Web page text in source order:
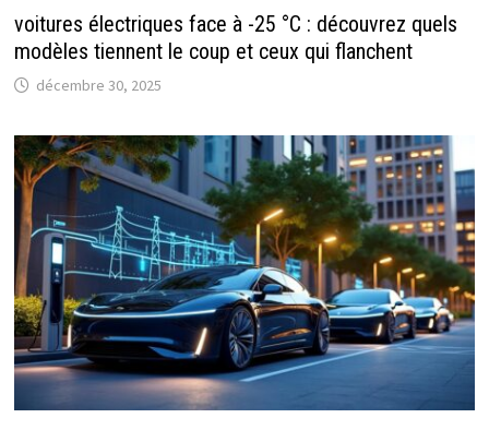
voitures électriques face à -25 °C : découvrez quels
modèles tiennent le coup et ceux qui flanchent
décembre 30, 2025